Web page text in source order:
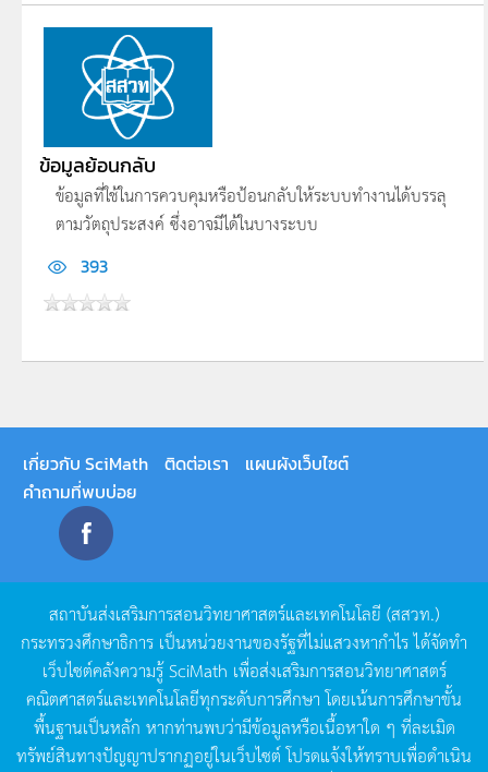
ข้อมูลย้อนกลับ
ข้อมูลที่ใช้ในการควบคุมหรือป้อนกลับให้ระบบทำงานได้บรรลุ
ตามวัตถุประสงค์ ซึ่งอาจมีได้ในบางระบบ
393
เกี่ยวกับ SciMath ติดต่อเรา
แผนผังเว็บไซต์
คำถามที่พบบ่อย
สถาบันส่งเสริมการสอนวิทยาศาสตร์และเทคโนโลยี (สสวท.)
กระทรวงศึกษาธิการ เป็นหน่วยงานของรัฐที่ไม่แสวงหากำไรได้จัดทำ
เว็บไซต์คลังความรู้SciMath เพื่อส่งเสริมการสอนวิทยาศาสตร์
คณิตศาสตร์และเทคโนโลยีทุกระดับการศึกษา โดยเน้นการศึกษาขั้น
พื้นฐานเป็นหลัก หากท่านพบว่ามีข้อมูลหรือเนื้อหาใด ๆ ที่ละเมิด
ทรัพย์สินทางปัญญาปรากฏอยู่ในเว็บไซต์โปรดแจ้งให้ทราบเพื่อดำเนิน